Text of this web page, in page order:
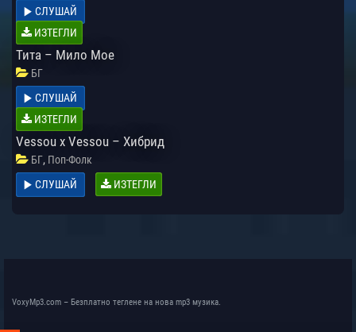
СЛУШАЙ
ИЗТЕГЛИ
Тита – Мило Мое
БГ
СЛУШАЙ
ИЗТЕГЛИ
Vessou x Vessou – Хибрид
БГ, Поп-Фолк
СЛУШАЙ
ИЗТЕГЛИ
VoxyMp3.com – Безплатно теглене на нова mp3 музика.